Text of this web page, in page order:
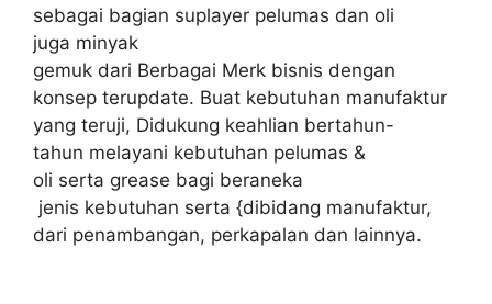
sebagai bagian suplayer pelumas dan oli
juga minyak
gemuk dari Berbagai Merk bisnis dengan
konsep terupdate. Buat kebutuhan manufaktur
yang teruji, Didukung keahlian bertahun-
tahun melayani kebutuhan pelumas &
oli serta grease bagi beraneka
jenis kebutuhan serta {dibidang manufaktur,
dari penambangan, perkapalan dan lainnya.